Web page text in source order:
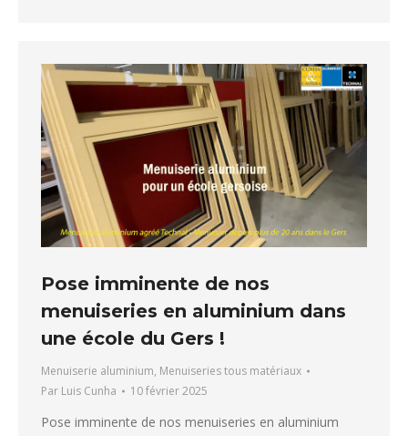
Pose imminente de nos
menuiseries en aluminium dans
une école du Gers !
Menuiserie aluminium, Menuiseries tous matériaux
Par Luis Cunha 10 février 2025
Pose imminente de nos menuiseries en aluminium